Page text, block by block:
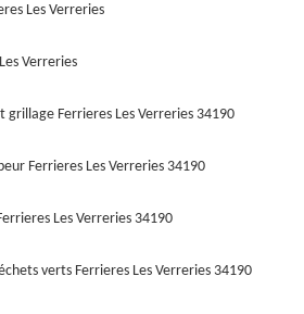
Les Verreries
Verreries
grillage Ferrieres Les Verreries 34190
Ferrieres Les Verreries 34190
Les Verreries 34190
verts Ferrieres Les Verreries 34190